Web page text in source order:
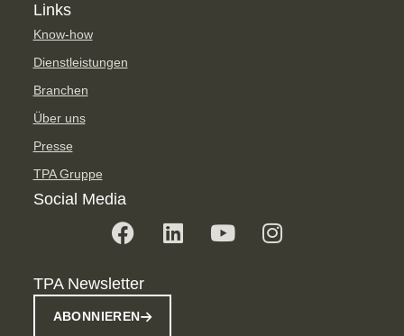
Links
Know-how
Dienstleistungen
Branchen
Über uns
Presse
TPA Gruppe
Social Media
TPA Newsletter
ABONNIEREN